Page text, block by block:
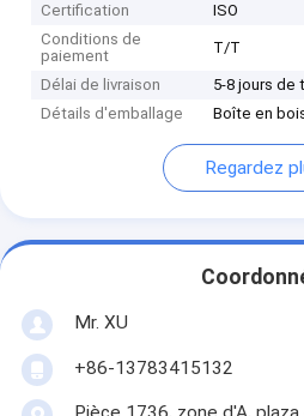
Certification
ISO
Conditions de
paiement
T/T
Délai de livraison
5-8 jours de
Détails d'emballage
Boîte en
Regardez
Mr. XU
+86-13783415132